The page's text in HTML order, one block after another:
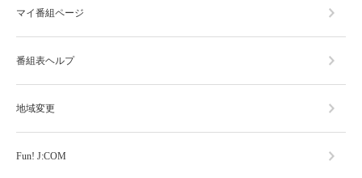
マイ番組ページ
番組表ヘルプ
地域変更
Fun! J:COM